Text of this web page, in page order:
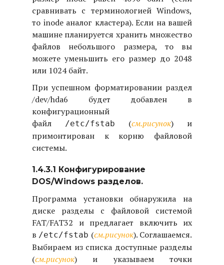
сравнивать с терминологией Windows,
то inode аналог кластера). Если на вашей
машине планируется хранить множество
файлов небольшого размера, то вы
можете уменьшить его размер до 2048
или 1024 байт.
При успешном форматировании раздел
/dev/hda6 будет добавлен в
конфигурационный
файл
/etc/fstab (см.рисунок) и
примонтирован к корню файловой
системы.
1.4.3.1 Конфигурирование
DOS/Windows разделов.
Программа установки обнаружила на
диске разделы с файловой системой
FAT/FAT32 и предлагает включить их
в /etc/fstab (см.рисунок). Соглашаемся.
Выбираем из списка доступные разделы
(см.рисунок) и указываем точки